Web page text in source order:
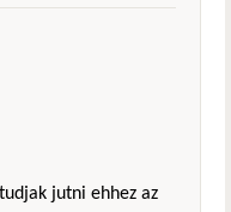
jutni ehhez az